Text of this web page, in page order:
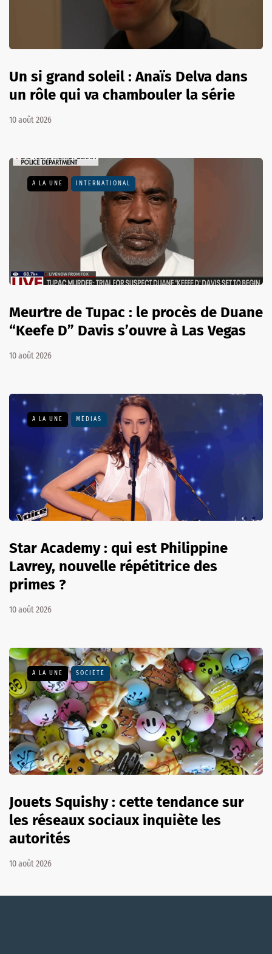
Un si grand soleil : Anaïs Delva dans
un rôle qui va chambouler la série
10 août 2026
A LA UNE INTERNATIONAL
Meurtre de Tupac : le procès de Duane
“Keefe D” Davis s’ouvre à Las Vegas
10 août 2026
A LA UNE MÉDIAS
Star Academy : qui est Philippine
Lavrey, nouvelle répétitrice des
primes ?
10 août 2026
A LA UNE SOCIÉTÉ
Jouets Squishy : cette tendance sur
les réseaux sociaux inquiète les
autorités
10 août 2026